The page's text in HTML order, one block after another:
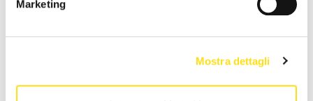
Marketing
Mostra dettagli
APPELLI APPELLI